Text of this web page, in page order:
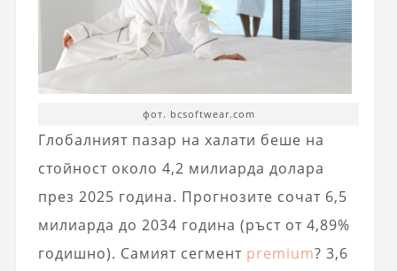
фот. bcsoftwear.com
Глобалният пазар на халати беше на
стойност около 4,2 милиарда долара
през 2025 година. Прогнозите сочат 6,5
милиарда до 2034 година (ръст от 4,89%
годишно). Самият сегмент premium? 3,6